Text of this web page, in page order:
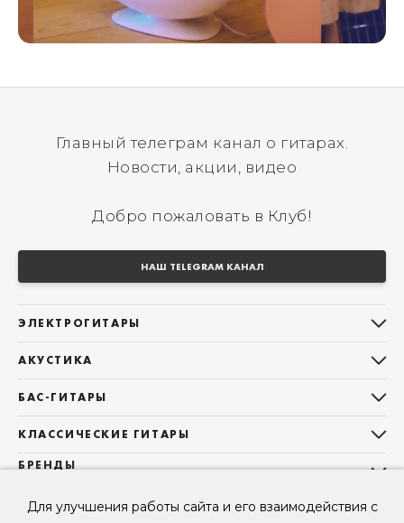
Для улучшения работы сайта и его взаимодействия с
Главный телеграм канал о гитарах.
Новости, акции, видео
Добро пожаловать в Клуб!
НАШ TELEGRAM КАНАЛ
ЭЛЕКТРОГИТАРЫ
Telecaster
Les Paul
Superstrat
АКУСТИКА
Фолки (ОМ, 000, 00)
Гранд Аудиториум
Б/У, уцененные гитары
БАС-ГИТАРЫ
Precision Bass
КЛАССИЧЕСКИЕ ГИТАРЫ
Все классические гитары
Б/У, уцененные гитары
БРЕНДЫ
Sigma Guitars
Контакты